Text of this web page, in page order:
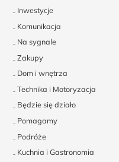
Inwestycje
Komunikacja
Na sygnale
Zakupy
Dom i wnętrza
Technika i Motoryzacja
Będzie się działo
Pomagamy
Podróże
Kuchnia i Gastronomia